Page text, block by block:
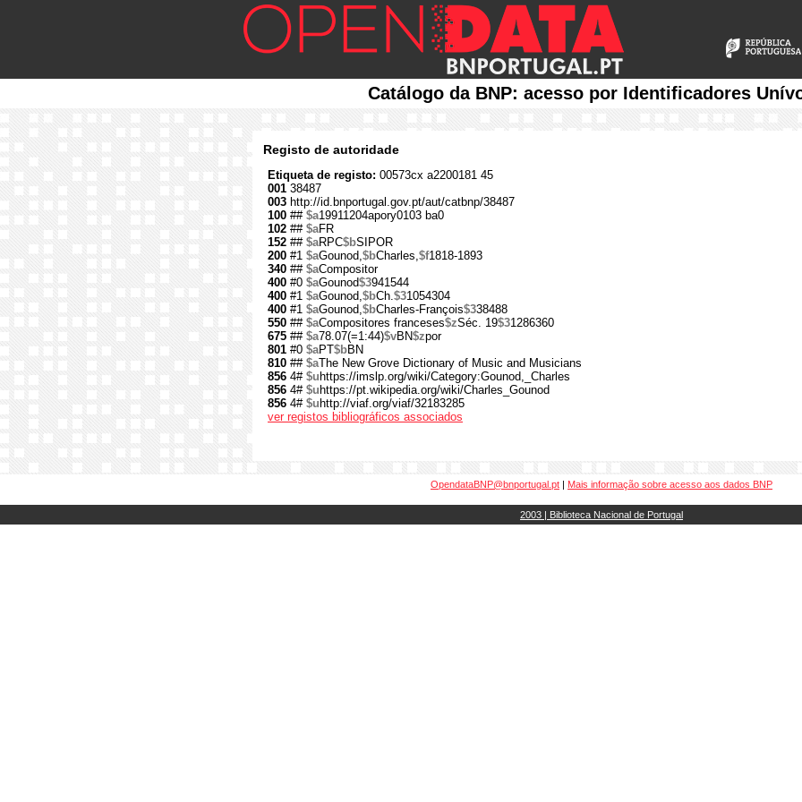
Catálogo da BNP: acesso por Identificadores
Registo de autoridade
Etiqueta de registo: 00573cx a2200181 45
001 38487
003 http://id.bnportugal.gov.pt/aut/catbnp/38487
100 ## $a19911204apory0103 ba0
102 ## $aFR
152 ## $aRPC$bSIPOR
200 #1 $aGounod,$bCharles,$f1818-1893
340 ## $aCompositor
400 #0 $aGounod$3941544
400 #1 $aGounod,$bCh.$31054304
400 #1 $aGounod,$bCharles-François$338488
550 ## $aCompositores franceses$zSéc. 19$31286360
675 ## $a78.07(=1:44)$vBN$zpor
801 #0 $aPT$bBN
810 ## $aThe New Grove Dictionary of Music and Musicians
856 4# $u https://imslp.org/wiki/Category:Gounod,_Charles
856 4# $u https://pt.wikipedia.org/wiki/Charles_Gounod
856 4# $u http://viaf.org/viaf/32183285
ver registos bibliográficos associados
OpendataBNP@bnportugal.pt | Mais informação sobre acesso aos dados BNP
2003 | Biblioteca Nacional de Portugal